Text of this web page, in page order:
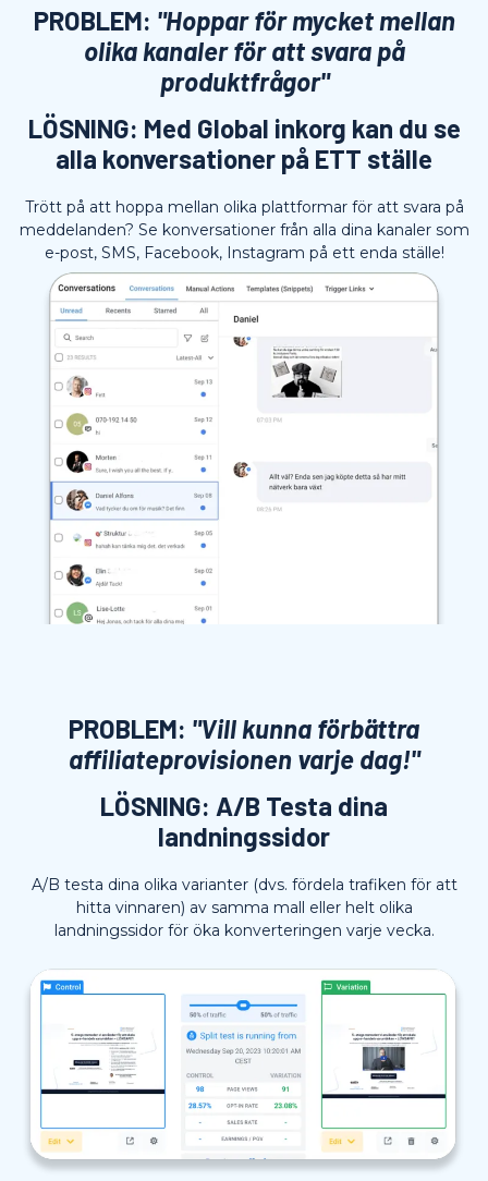
PROBLEM: "Hoppar för mycket mellan
olika kanaler för att svara på
produktfrågor"
LÖSNING: Med Global inkorg kan du se
alla konversationer på ETT ställe
Trött på att hoppa mellan olika plattformar för att svara på
meddelanden? Se konversationer från alla dina kanaler som
e-post, SMS, Facebook, Instagram på ett enda ställe!
PROBLEM: "Vill kunna förbättra
affiliateprovisionen varje dag!"
LÖSNING: A/B Testa dina
landningssidor
A/B testa dina olika varianter (dvs. fördela trafiken för att
hitta vinnaren) av samma mall eller helt olika
landningssidor för öka konverteringen varje vecka.